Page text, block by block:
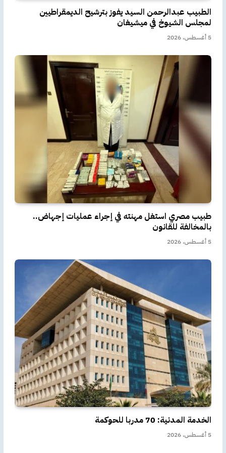
الطبيب عبدالرحمن السيد يفوز بترشيح الديمقراطيين
لمجلس الشيوخ في ميشيغان
5 أغسطس، 2026
طبيب مصري استغل مهنته في إجراء عمليات إجهاض..
بالمخالفة للقانون
5 أغسطس، 2026
الخدمة المدنية: 70 مدربا للحوكمة
5 أغسطس، 2026